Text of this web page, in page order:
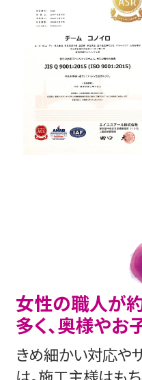
女性の職人が
多く、奥様やお
きめ細かい対応や